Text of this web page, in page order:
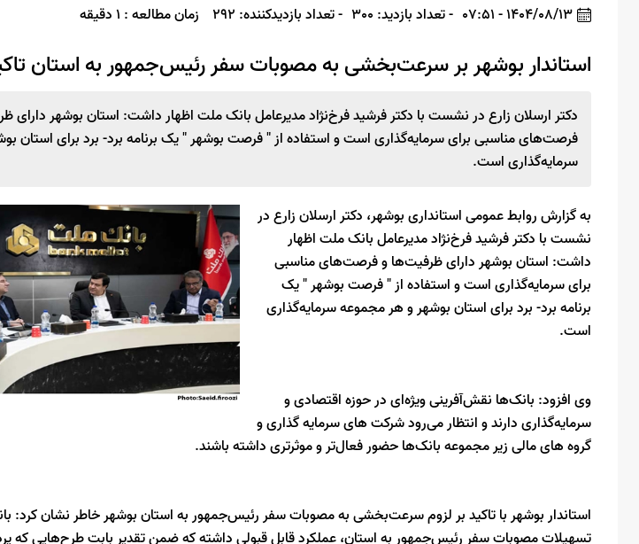
1404/08/13 - 07:51 - تعداد بازدید: 300 - تعداد بازدیدکننده: 292 زمان مطالعه : 1 دقیقه
استاندار بوشهر بر سرعت‌بخشی به مصوبات سفر رئیس‌جمهور به استان
دکتر ارسلان زارع در نشست با دکتر فرشید فرخ‌نژاد مدیرعامل بانک ملت اظهار داشت: استان بوشهر دارای
فرصت‌های مناسبی برای سرمایه‌گذاری است و استفاده از " فرصت بوشهر " یک برنامه برد- برد برای استان
سرمایه‌گذاری است.
به گزارش روابط عمومی استانداری بوشهر، دکتر ارسلان زارع در
نشست با دکتر فرشید فرخ‌نژاد مدیرعامل بانک ملت اظهار
داشت: استان بوشهر دارای ظرفیت‌ها و فرصت‌های مناسبی
برای سرمایه‌گذاری است و استفاده از " فرصت بوشهر " یک
برنامه برد- برد برای استان بوشهر و هر مجموعه سرمایه‌گذاری
است.
وی افزود: بانک‌ها نقش‌آفرینی ویژه‌ای در حوزه اقتصادی و
سرمایه‌گذاری دارند و انتظار می‌رود شرکت های سرمایه گذاری و
گروه های مالی زیر مجموعه بانک‌ها حضور فعال‌تر و موثرتری داشته باشند.
استاندار بوشهر با تاکید بر لزوم سرعت‌بخشی به مصوبات سفر رئیس‌جمهور به استان بوشهر خاطر نشان کرد:
تسهیلات مصوبات سفر رئیس‌جمهور به استان، عملکرد قابل قبولی داشته که ضمن تقدیر بابت طرح‌هایی که